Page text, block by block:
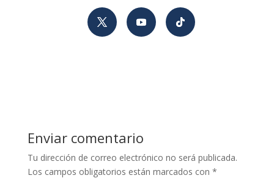
Enviar comentario
Tu dirección de correo electrónico no será publicada.
Los campos obligatorios están marcados con *